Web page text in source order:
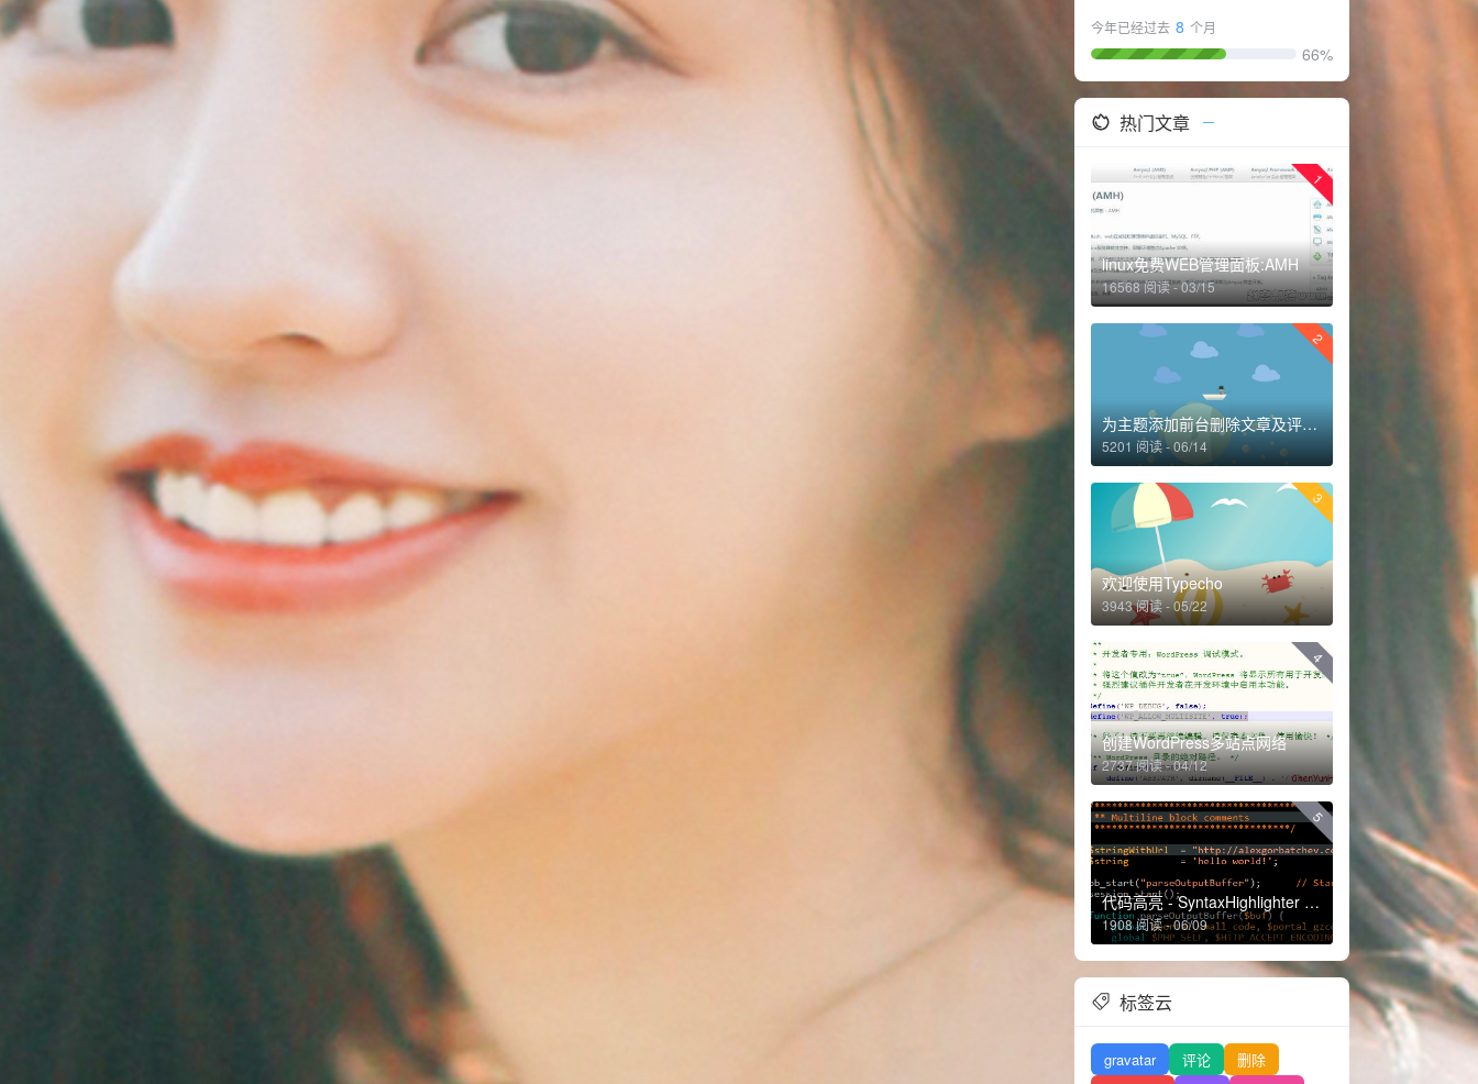
今年已经过去 8 个月
66%
热门文章
1
linux免费WEB管理面板:AMH
16568 阅读 - 03/15
2
为主题添加前台删除文章及评论功能
5201 阅读 - 06/14
3
欢迎使用Typecho
3943 阅读 - 05/22
4
创建WordPress多站点网络
2737 阅读 - 04/12
5
代码高亮 - SyntaxHighlighter 0.0.5
1908 阅读 - 06/09
标签云
gravatar 评论
删除